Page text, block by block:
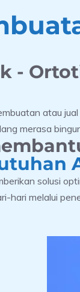
-
atau
merasa
solusi
hari melalui